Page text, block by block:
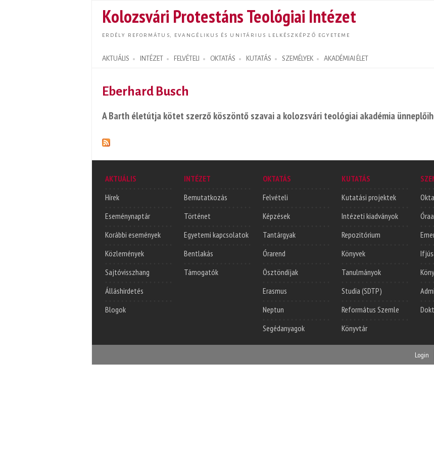
tartalomra
Kolozsvári Protestáns Teológiai Intézet
ERDÉLY REFORMÁTUS, EVANGÉLIKUS ÉS UNITÁRIUS LELKÉSZKÉPZŐ EGYETEME
AKTUÁLIS INTÉZET FELVÉTELI OKTATÁS KUTATÁS SZEMÉLYEK AKADÉMIAI ÉLET
Search form
Eberhard Busch
A Barth életútja kötet szerző köszöntő szavai a kolozsvári teológiai akadémia
AKTUÁLIS
Hírek
Eseménynaptár
Korábbi események
Közlemények
Sajtóvisszhang
Álláshirdetés
Blogok
INTÉZET
Bemutatkozás
Történet
Egyetemi kapcsolatok
Bentlakás
Támogatók
OKTATÁS
Felvételi
Képzések
Tantárgyak
Órarend
Ösztöndíjak
Erasmus
Neptun
Segédanyagok
KUTATÁS
Kutatási projektek
Intézeti kiadványok
Repozitórium
Könyvek
Tanulmányok
Studia (SDTP)
Református Szemle
Könyvtár
Login